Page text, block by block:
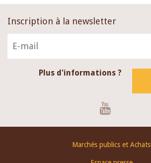
Inscription à la newsletter
Plus d'informations ?
Marchés publics et Achats